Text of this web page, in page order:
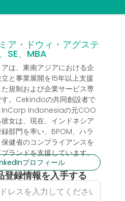
ア・ドウィ・アグステ
SE、MBA
は、東南アジアにおける企
と事業展開を15年以上支援
た規制および企業サービス専
す。Cekindoの共同創設者で
InCorp Indonesiaの元COO
女は、現在、インドネシア
部門を率い、BPOM、ハラ
健省のコンプライアンスを
ランドを支援しています。.
プロフィール
登録情報を入手する